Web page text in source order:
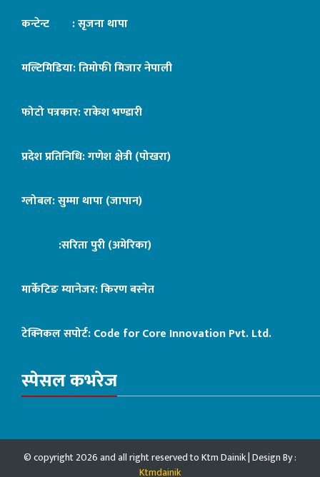
कन्टेन्ट : सृजना थापा
मल्टिमिडिया: तिमोफी मिजार नेपाली
फोटो पत्रकार: राकेश भण्डारी
प्रदेश प्रतिनिधि: गणेश क्षेत्री (पोखरा)
ग्लोबल: सुम्मा थापा (जापान)
:सरिता पुरी (अमेरिका)
मार्केटिङ म्यानेजर: किरण बस्नेत
टेक्निकल सपोर्ट:Code for Core Innovation Pvt. Ltd.
स्पेसल कभरेज
© copyright 2026 and all right reserved to Ktm Dainik | Design By :
Ktmdainik